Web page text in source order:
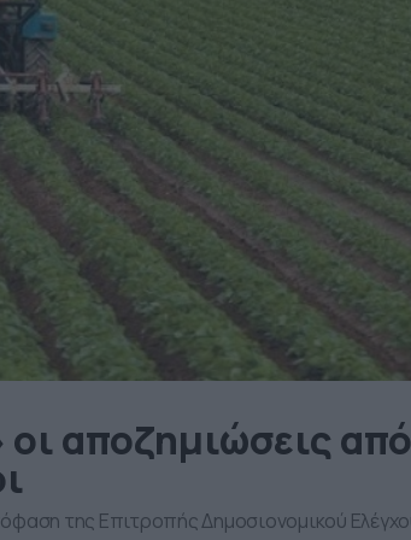
αποζημιώσεις
της Επιτροπής Δημοσιονομικού